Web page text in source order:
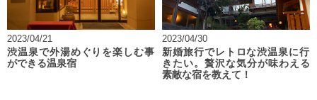
2023/04/21
渋温泉で外湯めぐりを楽しむ事
ができる温泉宿
2023/04/30
新婚旅行でレトロな渋温泉に行
きたい。贅沢な気分が味わえる
素敵な宿を教えて！